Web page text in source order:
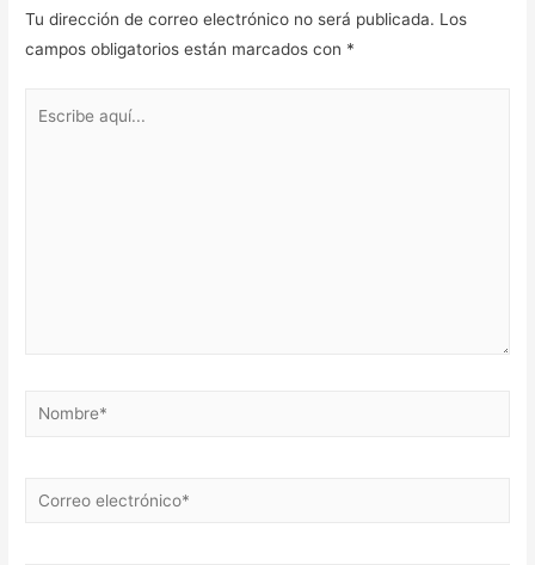
Tu dirección de correo electrónico no será publicada. Los
campos obligatorios están marcados con *
Nombre*
Correo